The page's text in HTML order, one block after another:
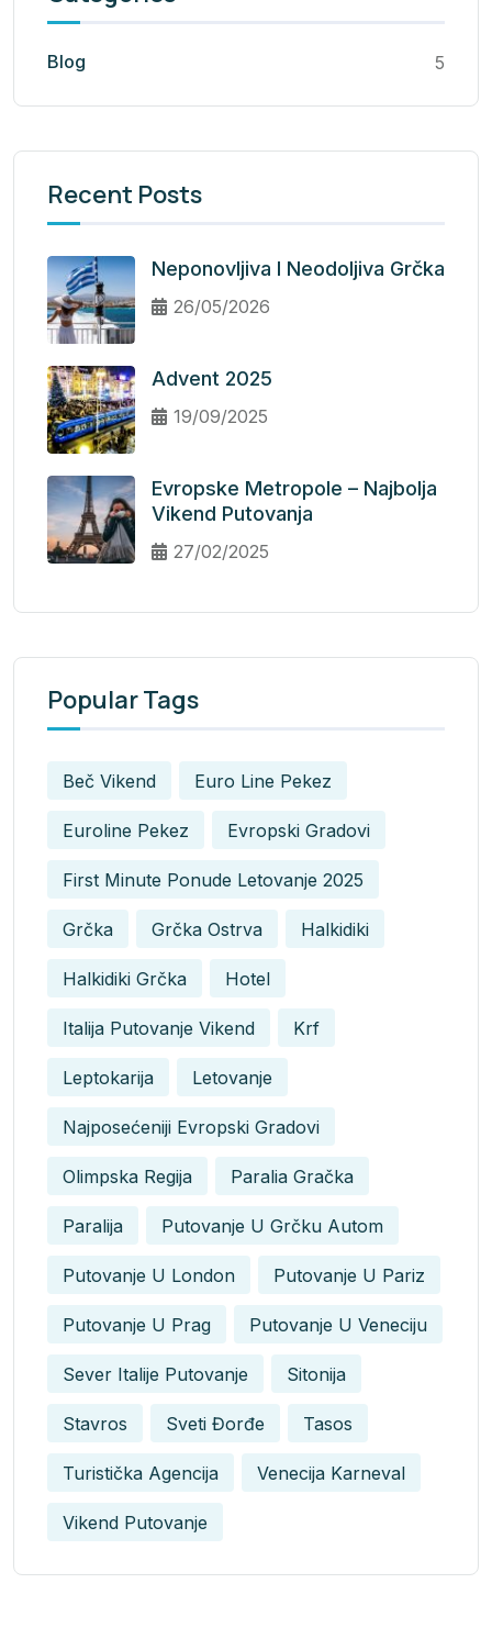
Blog 5
Recent Posts
Neponovljiva I Neodoljiva Grčka
26/05/2026
Advent 2025
19/09/2025
Evropske Metropole – Najbolja
Vikend Putovanja
27/02/2025
Popular Tags
Beč Vikend Euro Line Pekez
Euroline Pekez Evropski Gradovi
First Minute Ponude Letovanje 2025
Grčka Grčka Ostrva Halkidiki
Halkidiki Grčka Hotel
Italija Putovanje Vikend Krf
Leptokarija Letovanje
Najposećeniji Evropski Gradovi
Olimpska Regija Paralia Gračka
Paralija Putovanje U Grčku Autom
Putovanje U London Putovanje U Pariz
Putovanje U Prag Putovanje U Veneciju
Sever Italije Putovanje Sitonija
Stavros Sveti Đorđe Tasos
Turistička Agencija Venecija Karneval
Vikend Putovanje